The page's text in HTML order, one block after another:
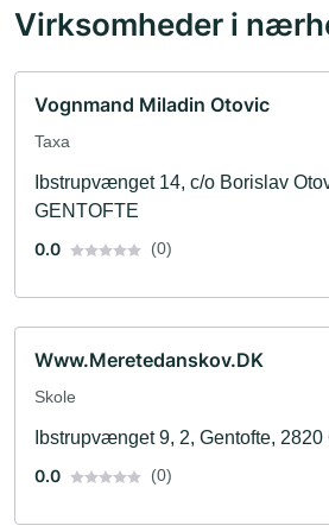
Virksomheder i
Vognmand Miladin Otovic
Taxa
Ibstrupvænget 14, c/o Borislav
GENTOFTE
0.0
(0)
Www.Meretedanskov.DK
Skole
Ibstrupvænget 9, 2, Gentofte, 2820
0.0
(0)